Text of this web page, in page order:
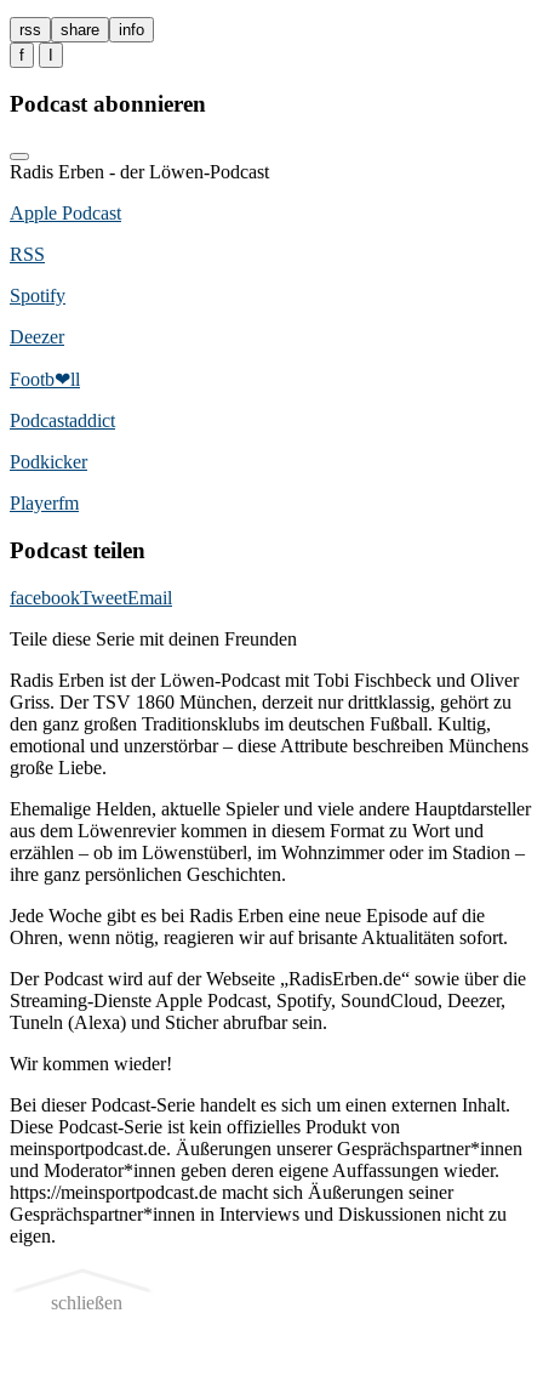
rss share
info
f
Podcast abonnieren
Radis Erben - der Löwen-Podcast
Apple Podcast
RSS
Spotify
Deezer
Footb❤ll
Podcast­addict
Podkicker
Playerfm
Podcast teilen
facebookTweetEmail
Teile diese Serie mit deinen Freunden
Radis Erben ist der Löwen-Podcast mit Tobi Fischbeck und Oliver
Griss. Der TSV 1860 München, derzeit nur drittklassig, gehört zu
den ganz großen Traditionsklubs im deutschen Fußball. Kultig,
emotional und unzerstörbar – diese Attribute beschreiben Münchens
große Liebe.
Ehemalige Helden, aktuelle Spieler und viele andere Hauptdarsteller
aus dem Löwenrevier kommen in diesem Format zu Wort und
erzählen – ob im Löwenstüberl, im Wohnzimmer oder im Stadion –
ihre ganz persönlichen Geschichten.
Jede Woche gibt es bei Radis Erben eine neue Episode auf die
Ohren, wenn nötig, reagieren wir auf brisante Aktualitäten sofort.
Der Podcast wird auf der Webseite „RadisErben.de“ sowie über die
Streaming-Dienste Apple Podcast, Spotify, SoundCloud, Deezer,
Tuneln (Alexa) und Sticher abrufbar sein.
Wir kommen wieder!
Bei dieser Podcast-Serie handelt es sich um einen externen Inhalt.
Diese Podcast-Serie ist kein offizielles Produkt von
meinsportpodcast.de. Äußerungen unserer Gesprächspartner*innen
und Moderator*innen geben deren eigene Auffassungen wieder.
https://meinsportpodcast.de macht sich Äußerungen seiner
Gesprächspartner*innen in Interviews und Diskussionen nicht zu
eigen.
schließen